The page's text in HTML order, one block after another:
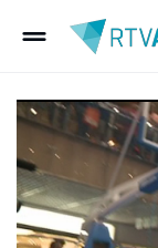
drag_handle